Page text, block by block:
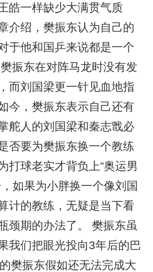
皓一样缺少大满贯气质
介绍，樊振东认为自己的
于他和国乒来说都是一个
振东在对阵马龙时没有发
而刘国梁更一针见血地指
今，樊振东表示自己还有
舵人的刘国梁和秦志戬必
否要为樊振东换一个教练
打球老实才背负上“奥运男
如果为小胖换一个像刘国
计的教练，无疑是当下看
颈期的办法了。 樊振东虽
我们把眼光投向3年后的巴
樊振东假如还无法完成大